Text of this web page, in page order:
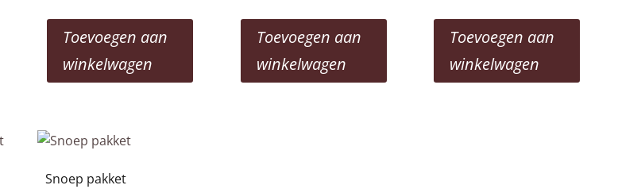
Toevoegen aan
winkelwagen
Toevoegen aan
winkelwagen
Toevoegen aan
winkelwagen
Snoep pakket